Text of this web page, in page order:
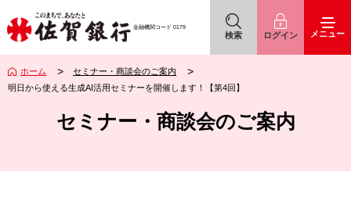
金融機関コード 0179 アイコン
検索
アイコン
ログイン メニュー
セミナー・商談会のご案内
ホーム
セミナー・商談会のご案内
明日から使える生成AI活用セミナーを開催します！【第4回】